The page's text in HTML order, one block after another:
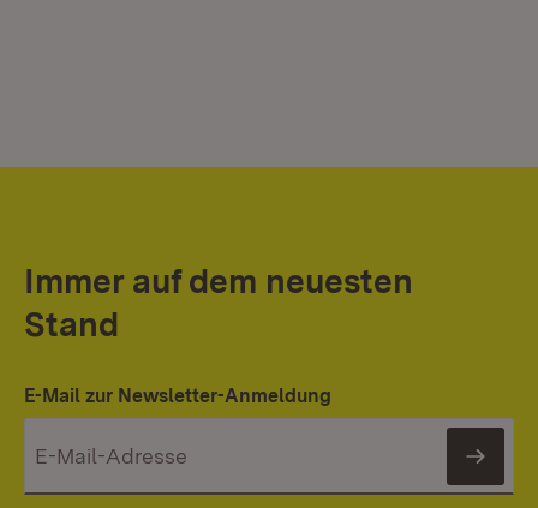
Immer auf dem neuesten
Stand
E-Mail zur Newsletter-Anmeldung